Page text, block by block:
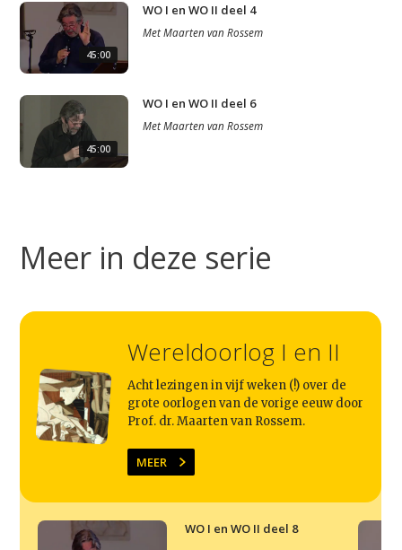
Studium Generale
Home
Agenda
Video
Podcast
Artikelen
45:00
WO I en WO II deel 4
MetMaarten van Rossem
45:00
WO I en WO II deel 6
MetMaarten van Rossem
Meer in deze serie
Wereldoorlog I en II
Acht lezingen in vijf weken (!) over de
grote oorlogen van de vorige eeuw door
Prof. dr. Maarten van Rossem.
MEER
WO I en WO II deel 8